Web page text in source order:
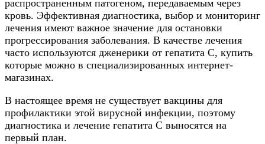
распространенным патогеном, передаваемым через
кровь. Эффективная диагностика, выбор и мониторинг
лечения имеют важное значение для остановки
прогрессирования заболевания. В качестве лечения
часто используются дженерики от гепатита С, купить
которые можно в специализированных интернет-
магазинах.
В настоящее время не существует вакцины для
профилактики этой вирусной инфекции, поэтому
диагностика и лечение гепатита С выносятся на
первый план.